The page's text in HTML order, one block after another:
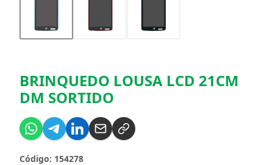
BRINQUEDO LOUSA LCD 21CM
DM SORTIDO
Código: 154278